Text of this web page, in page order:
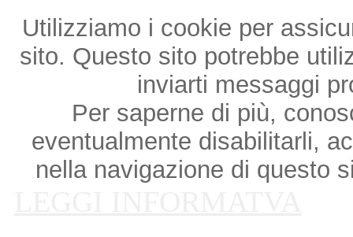
Utilizziamo i cookie per
sito. Questo sito potrebbe
inviarti messaggi
Per saperne di più,
eventualmente disabilitarli,
nella navigazione di questo